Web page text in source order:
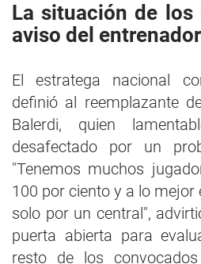
La situación de los
aviso del entrenador
El estratega nacional
definió al reemplazante
Balerdi, quien
desafectado por un
"Tenemos muchos
100 por ciento y a lo mejor
solo por un central",
puerta abierta para
resto de los